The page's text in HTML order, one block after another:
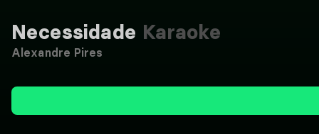
Necessidade Karaoke
Alexandre Pires